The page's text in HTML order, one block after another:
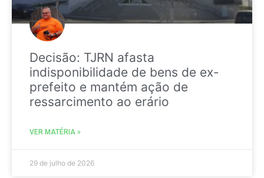
Decisão: TJRN afasta
indisponibilidade de bens de ex-
prefeito e mantém ação de
ressarcimento ao erário
VER MATÉRIA »
29 de julho de 2026